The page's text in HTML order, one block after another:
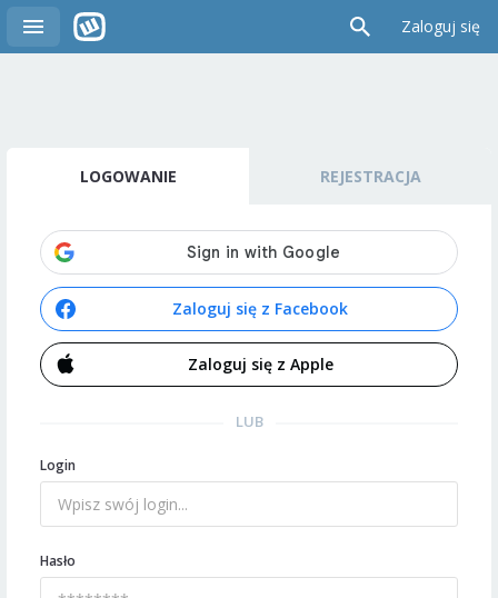
Zaloguj się
LOGOWANIE REJESTRACJA
Zaloguj się z Facebook
Zaloguj się z Apple
LUB
Login
Hasło